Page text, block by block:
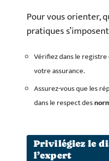
Pour vous orienter,
pratiques
Vérifiez dans le
votre assurance.
Assurez-vous que les
dans le respect des
Privilégiez le
l’expert